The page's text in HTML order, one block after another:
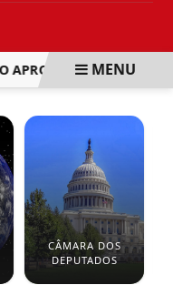
PROJETO QUE
MENU
CÂMARA DOS
DEPUTADOS